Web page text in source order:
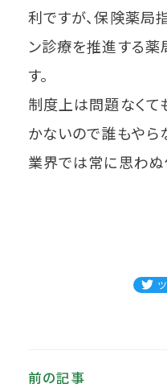
利ですが、保険薬局
ン診療を推進する薬
す。
制度上は問題なく
かないので誰もやら
業界では常に思わぬ
前の記事